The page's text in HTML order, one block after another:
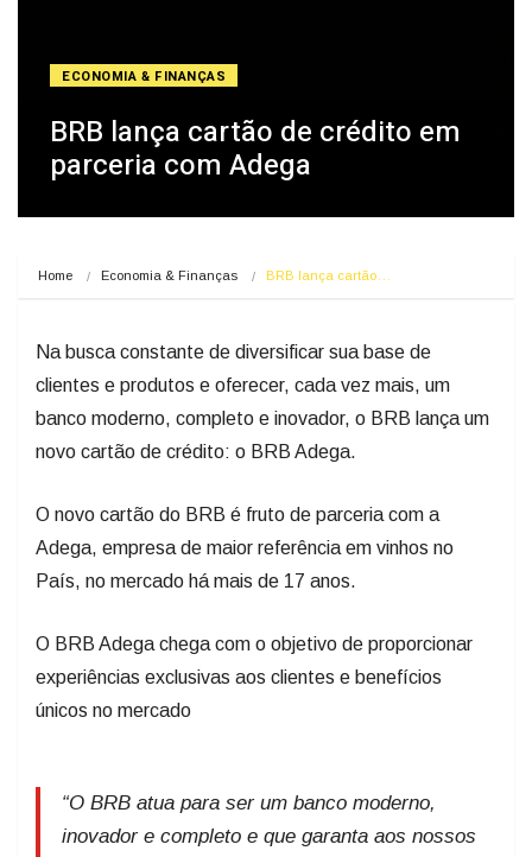
ECONOMIA & FINANÇAS
BRB lança cartão de crédito em
parceria com Adega
Home Economia & Finanças BRB lança cartão…
Na busca constante de diversificar sua base de
clientes e produtos e oferecer, cada vez mais, um
banco moderno, completo e inovador, o BRB lança um
novo cartão de crédito: o BRB Adega.
O novo cartão do BRB é fruto de parceria com a
Adega, empresa de maior referência em vinhos no
País, no mercado há mais de 17 anos.
O BRB Adega chega com o objetivo de proporcionar
experiências exclusivas aos clientes e benefícios
únicos no mercado
“O BRB atua para ser um banco moderno,
inovador e completo e que garanta aos nossos